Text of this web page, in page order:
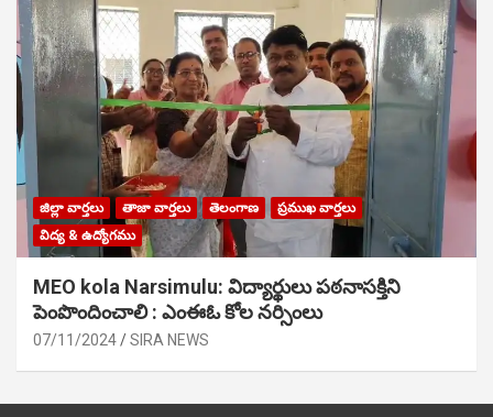
జిల్లా వార్తలు తాజా వార్తలు తెలంగాణ
ప్రముఖ వార్తలు
విద్య & ఉద్యోగము
MEO kola Narsimulu: విద్యార్థులు పఠ‌నాసక్తిని
పెంపొందించాలి : ఎంఈఓ కోల నర్సింలు
07/11/2024 SIRA NEWS